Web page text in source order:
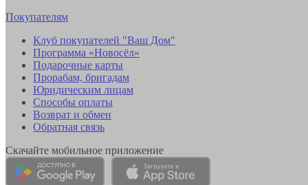
Покупателям
Клуб покупателей "Ваш Дом"
Программа «Новосёл»
Подарочные карты
Прорабам, бригадам
Юридическим лицам
Способы оплаты
Возврат и обмен
Обратная связь
Скачайте мобильное приложение